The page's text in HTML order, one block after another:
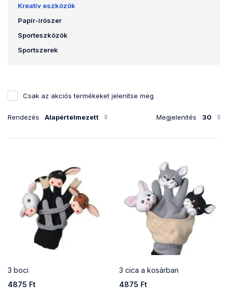
Kreatív eszközök
Papír-írószer
Sporteszközök
Sportszerek
Rendezés Alapértelmezett
Csak az akciós termékeket jelenítse meg
Megjelenítés 30
3 boci
4875 Ft
3 cica a kosárban
4875 Ft